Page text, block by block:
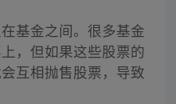
基金之间。很多基金
，但如果这些股票的
互相抛售股票，导致